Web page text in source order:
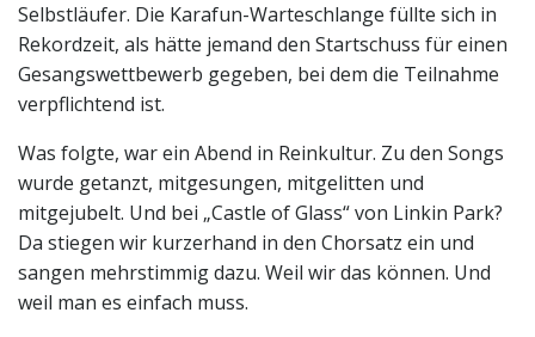
Selbstläufer. Die Karafun-Warteschlange füllte sich in
Rekordzeit, als hätte jemand den Startschuss für einen
Gesangswettbewerb gegeben, bei dem die Teilnahme
verpflichtend ist.
Was folgte, war ein Abend in Reinkultur. Zu den Songs
wurde getanzt, mitgesungen, mitgelitten und
mitgejubelt. Und bei „Castle of Glass“ von Linkin Park?
Da stiegen wir kurzerhand in den Chorsatz ein und
sangen mehrstimmig dazu. Weil wir das können. Und
weil man es einfach muss.